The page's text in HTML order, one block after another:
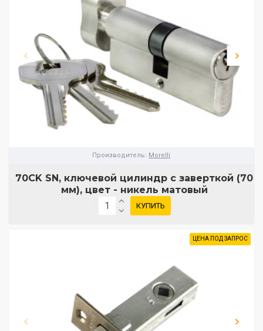
Производитель: Morelli
70CK SN, ключевой цилиндр с заверткой (70
мм), цвет - никель матовый
КУПИТЬ
ЦЕНА ПОД ЗАПРОС